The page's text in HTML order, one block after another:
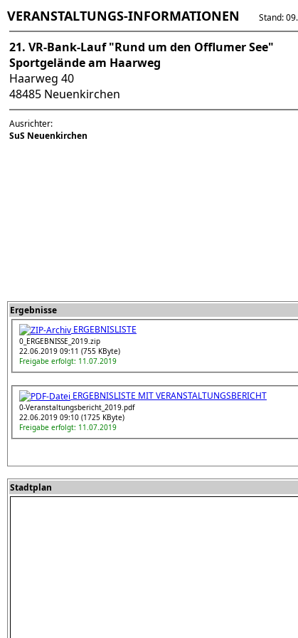
VERANSTALTUNGS-INFORMATIONEN Stand:
21. VR-Bank-Lauf "Rund um den Offlumer See"
Sportgelände am Haarweg
Haarweg 40
48485 Neuenkirchen
Ausrichter:
SuS Neuenkirchen
Ergebnisse
ERGEBNISLISTE
0_ERGEBNISSE_2019.zip
22.06.2019 09:11 (755 KByte)
Freigabe erfolgt: 11.07.2019
ERGEBNISLISTE MIT VERANSTALTUNGSBERICHT
0-Veranstaltungsbericht_2019.pdf
22.06.2019 09:10 (1725 KByte)
Freigabe erfolgt: 11.07.2019
Stadtplan